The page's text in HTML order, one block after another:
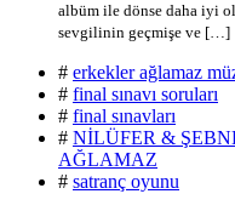
albüm ile dönse daha iyi
sevgilinin geçmişe ve […]
# erkekler ağlamaz
# final sınavı soruları
# final sınavları
# NİLÜFER &
AĞLAMAZ
# satranç oyunu